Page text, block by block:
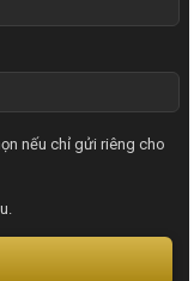
nếu chỉ gửi riêng cho